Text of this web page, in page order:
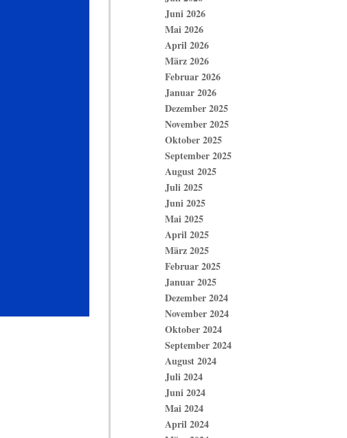
Juni 2026
Mai 2026
April 2026
März 2026
Februar 2026
Januar 2026
Dezember 2025
November 2025
Oktober 2025
September 2025
August 2025
Juli 2025
Juni 2025
Mai 2025
April 2025
März 2025
Februar 2025
Januar 2025
Dezember 2024
November 2024
Oktober 2024
September 2024
August 2024
Juli 2024
Juni 2024
Mai 2024
April 2024